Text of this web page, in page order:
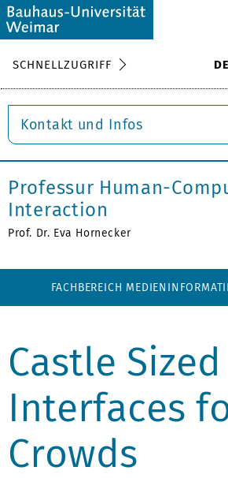
SCHNELLZUGRIFF DE
Kontakt und Infos
Professur Human-
Interaction
Prof. Dr. Eva Hornecker
FACHBEREICH
Castle Sized
Interfaces
Crowds